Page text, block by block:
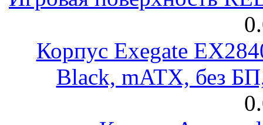
Корпус Exegate
Black, mATX, без